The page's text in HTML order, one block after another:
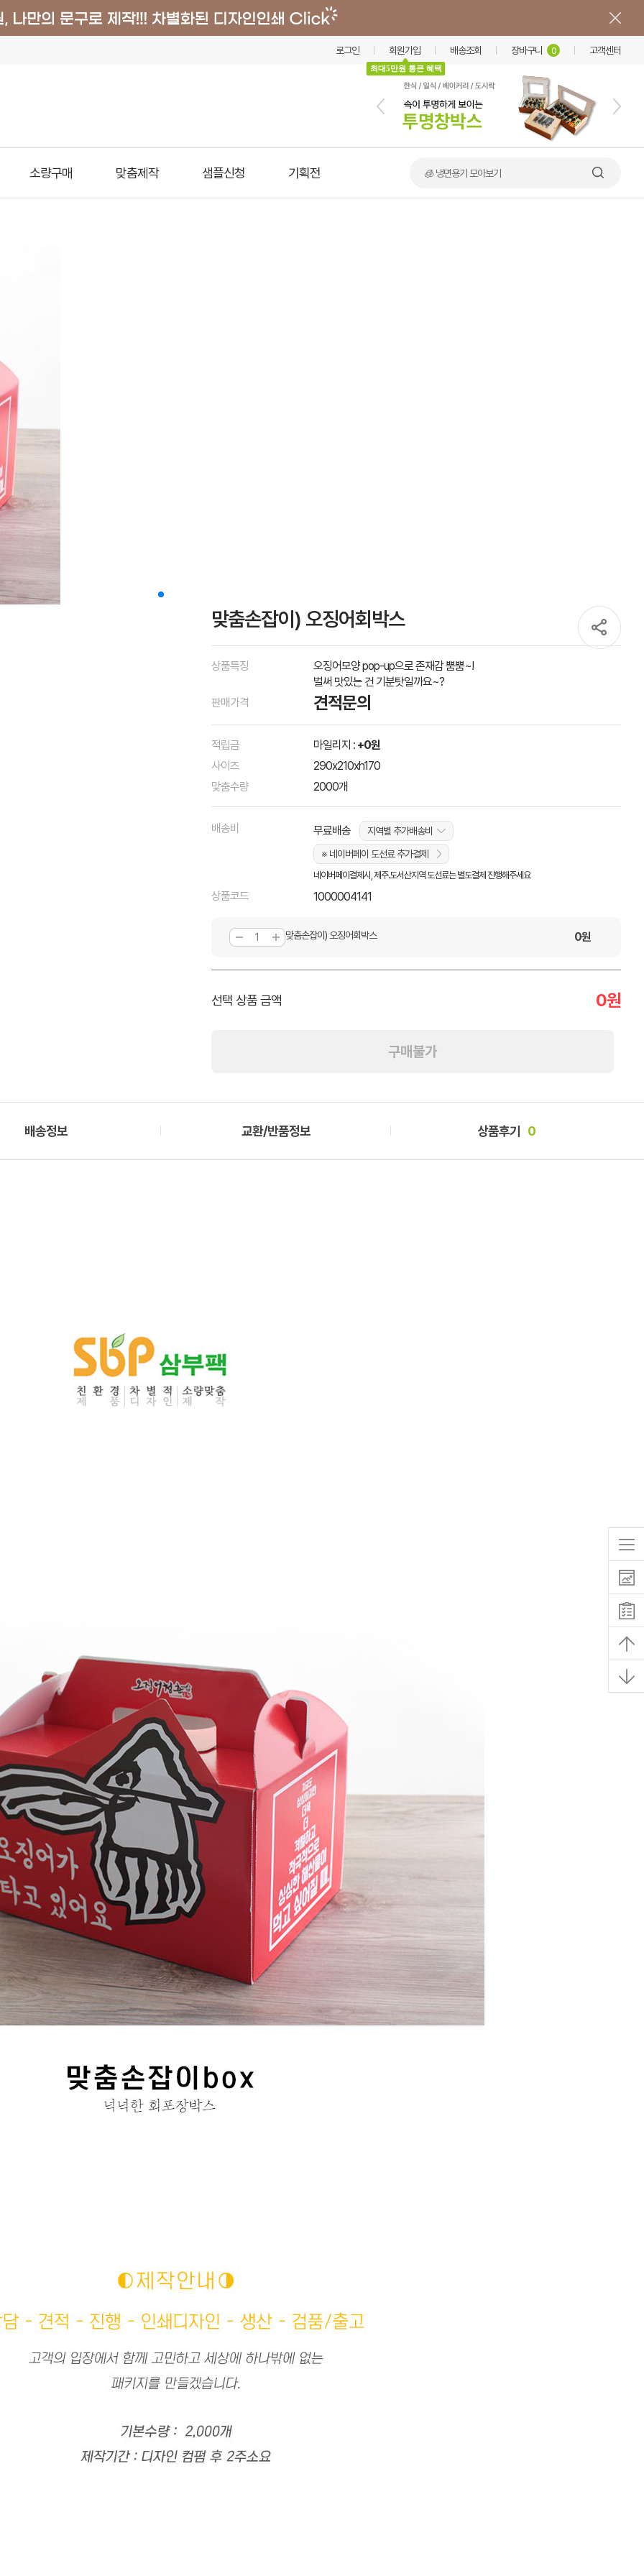
로그인 회원가입
최대5만원 통큰 혜택
배송조회 장바구니 0 고객센터
소량구매 맞춤제작 샘플신청 기획전 🍲 덮밥·비빔밥 가마솥용기
맞춤손잡이) 오징어회박스
상품특징
오징어모양 pop-up으로 존재감 뿜뿜~!
벌써 맛있는 건 기분탓일까요~?
판매가격
견적문의
적립금 마일리지 : +0원
사이즈
290x210xh170
맞춤수량
2000개
배송비 무료배송
지역별 추가배송비
※ 네이버페이 도선료 추가결제
네이버페이결제시, 제주.도서산지역 도선료는 별도결제 진행해주세요
상품코드 1000004141
맞춤손잡이) 오징어회박스 0원
선택 상품 금액 0원
구매불가
배송정보 교환/반품정보 상품후기 0